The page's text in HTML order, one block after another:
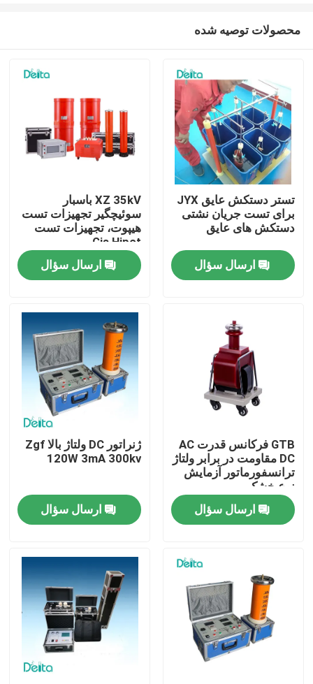
خونه
محصولات
درباره ما
تور کارخانه
کنترل کیفیت
درخواست نقل قول
تجهیزات تست الکتریکی
محصولات توصیه شده
تستر دستکش عایق JYX
برای تست جریان نشتی
دستکش های عایق
ارسال سؤال
XZ 35kV باسبار
سوئیچگیر تجهیزات تست
هیپوت، تجهیزات تست
Gis Hipot
ارسال سؤال
GTB فرکانس قدرت AC
DC مقاومت در برابر ولتاژ
ترانسفورماتور آزمایش
نوع خشک
ارسال سؤال
ژنراتور DC ولتاژ بالا Zgf
120W 3mA 300kv
ارسال سؤال